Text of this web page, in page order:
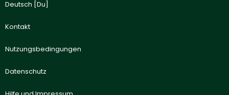
Deutsch [Du]
Kontakt
Nutzungsbedingungen
Datenschutz